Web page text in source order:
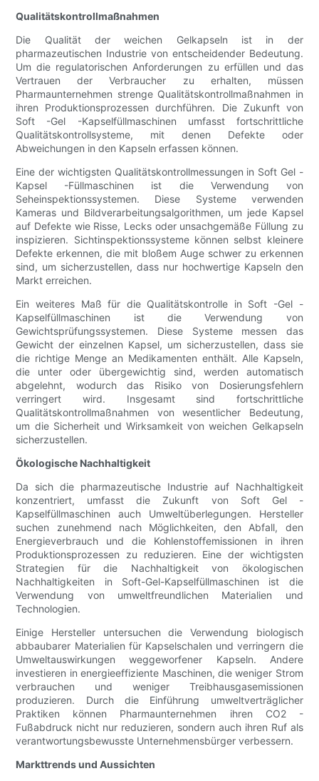
Qualitätskontrollmaßnahmen
Die Qualität der weichen Gelkapseln ist in der
pharmazeutischen Industrie von entscheidender Bedeutung.
Um die regulatorischen Anforderungen zu erfüllen und das
Vertrauen der Verbraucher zu erhalten, müssen
Pharmaunternehmen strenge Qualitätskontrollmaßnahmen in
ihren Produktionsprozessen durchführen. Die Zukunft von
Soft -Gel -Kapselfüllmaschinen umfasst fortschrittliche
Qualitätskontrollsysteme, mit denen Defekte oder
Abweichungen in den Kapseln erfassen können.
Eine der wichtigsten Qualitätskontrollmessungen in Soft Gel -
Kapsel -Füllmaschinen ist die Verwendung von
Seheinspektionssystemen. Diese Systeme verwenden
Kameras und Bildverarbeitungsalgorithmen, um jede Kapsel
auf Defekte wie Risse, Lecks oder unsachgemäße Füllung zu
inspizieren. Sichtinspektionssysteme können selbst kleinere
Defekte erkennen, die mit bloßem Auge schwer zu erkennen
sind, um sicherzustellen, dass nur hochwertige Kapseln den
Markt erreichen.
Ein weiteres Maß für die Qualitätskontrolle in Soft -Gel -
Kapselfüllmaschinen ist die Verwendung von
Gewichtsprüfungssystemen. Diese Systeme messen das
Gewicht der einzelnen Kapsel, um sicherzustellen, dass sie
die richtige Menge an Medikamenten enthält. Alle Kapseln,
die unter oder übergewichtig sind, werden automatisch
abgelehnt, wodurch das Risiko von Dosierungsfehlern
verringert wird. Insgesamt sind fortschrittliche
Qualitätskontrollmaßnahmen von wesentlicher Bedeutung,
um die Sicherheit und Wirksamkeit von weichen Gelkapseln
sicherzustellen.
Ökologische Nachhaltigkeit
Da sich die pharmazeutische Industrie auf Nachhaltigkeit
konzentriert, umfasst die Zukunft von Soft Gel -
Kapselfüllmaschinen auch Umweltüberlegungen. Hersteller
suchen zunehmend nach Möglichkeiten, den Abfall, den
Energieverbrauch und die Kohlenstoffemissionen in ihren
Produktionsprozessen zu reduzieren. Eine der wichtigsten
Strategien für die Nachhaltigkeit von ökologischen
Nachhaltigkeiten in Soft-Gel-Kapselfüllmaschinen ist die
Verwendung von umweltfreundlichen Materialien und
Technologien.
Einige Hersteller untersuchen die Verwendung biologisch
abbaubarer Materialien für Kapselschalen und verringern die
Umweltauswirkungen weggeworfener Kapseln. Andere
investieren in energieeffiziente Maschinen, die weniger Strom
verbrauchen und weniger Treibhausgasemissionen
produzieren. Durch die Einführung umweltverträglicher
Praktiken können Pharmaunternehmen ihren CO2 -
Fußabdruck nicht nur reduzieren, sondern auch ihren Ruf als
verantwortungsbewusste Unternehmensbürger verbessern.
Markttrends und Aussichten